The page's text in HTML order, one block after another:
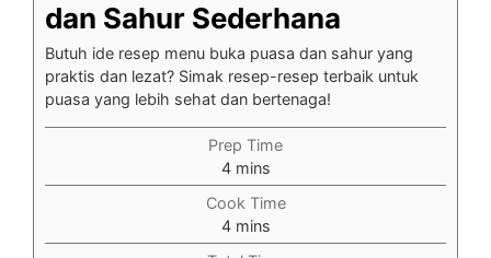
dan Sahur Sederhana
Butuh ide resep menu buka puasa dan sahur yang
praktis dan lezat? Simak resep-resep terbaik untuk
puasa yang lebih sehat dan bertenaga!
Prep Time
4minutes
mins
Cook Time
4minutes
mins